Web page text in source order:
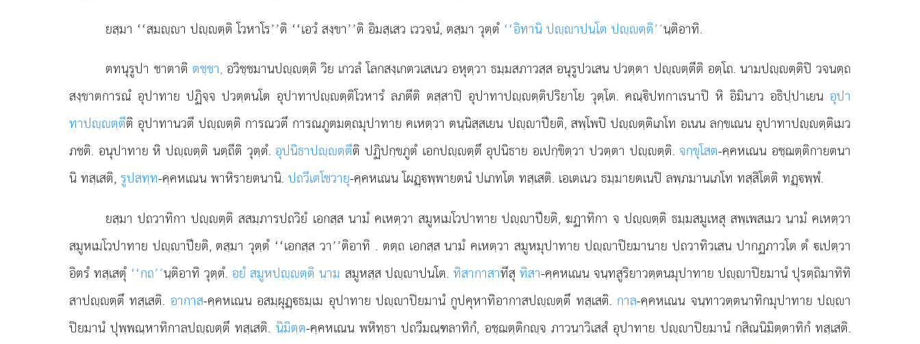
ยสฺมา ‘‘สมฺา ปฺตฺติ โวหาโร’’ติ ‘‘เอวํ สงฺขา’’ติ อิมสฺเสว เววจนํ, ตสฺมา วุตฺตํ ‘‘อิทานิ ปฺาปนโต ปฺตฺติ’’นฺติอาทิ.
ตทนุรูปา ชาตาติ ตชฺชา,อวิชฺชมานปฺตฺติ วิย เกวลํ โลกสงฺเกตวเสเนว อหุตฺวา ธมฺมสภาวสฺส อนุรูปวเสน ปวตฺตา ปฺตฺตีติ อตฺโถ. นามปฺตฺติปิ วจนตฺถ
สงฺขาตการณํ อุปาทาย ปฏิจฺจ ปวตฺตนโต อุปาทาปฺตฺติโวหารํ ลภตีติ ตสฺสาปิ อุปาทาปฺตฺติปริยาโย วุตฺโต. คณฺิปทกาเรนาปิ หิ อิมินาว อธิปฺปาเยน อุปา
ทาปฺตฺตีติ อุปาทานวตี ปฺตฺติ การณวตึ การณภูตมตฺถมุปาทาย คเหตฺวา ตนฺนิสฺสเยน ปฺาปียติ, สพฺโพปิ ปฺตฺติเภโท อเนน ลกฺขเณน อุปาทาปฺตฺติเมว
ภชติ. อนุปาทาย หิ ปฺตฺติ นตฺถีติ วุตฺตํ. อุปนิธาปฺตฺตีติ ปฏิปกฺขภูตํ เอกปฺตฺตึ อุปนิธาย อเปกฺขิตฺวา ปวตฺตา ปฺตฺติ.จกฺขุโสต-คฺคหเณน อชฺฌตฺติกายตนา
นิ ทสฺเสติ,รูปสทฺท-คฺคหเณน พาหิรายตนานิ. ปถวีเตโชวายุ-คฺคหเณน โผฏฺพฺพายตนํ ปเภทโต ทสฺเสติ. เอเตเนว ธมฺมายตเนปิ ลพฺภมานเภโท ทสฺสิโตติ ทฏฺพฺพํ.
ยสฺมา ปถวาทิกา ปฺตฺติ สสมฺภารปถวิยํ เอกสฺส นามํ คเหตฺวา สมูหเมโวปาทาย ปฺาปียติ, ฆฏาทิกา จ ปฺตฺติ ธมฺมสมูเหสุ สพฺเพสเมว นามํ คเหตฺวา
สมูหเมโวปาทาย ปฺาปียติ, ตสฺมา วุตฺตํ ‘‘เอกสฺส วา’’ติอาทิ . ตตฺถ เอกสฺส นามํ คเหตฺวา สมูหมุปาทาย ปฺาปิยมานาย ปถวาทิวเสน ปากฏภาวโต ตํ เปตฺวา
อิตรํ ทสฺเสตุํ ‘‘กถ’’นฺติอาทิ วุตฺตํ. อยํ สมูหปฺตฺติ นาม สมูหสฺส ปฺาปนโต. ทิสากาสาทีสุ ทิสา-คฺคหเณน จนฺทสูริยาวตฺตนมุปาทาย ปฺาปิยมานํ ปุรตฺถิมาทิทิ
สาปฺตฺตึ ทสฺเสติ. อากาส-คฺคหเณน อสมฺผุฏฺธมฺเม อุปาทาย ปฺาปิยมานํ กูปคุหาทิอากาสปฺตฺตึ ทสฺเสติ. กาล-คฺคหเณน จนฺทาวตฺตนาทิกมุปาทาย ปฺา
ปิยมานํ ปุพฺพณฺหาทิกาลปฺตฺตึ ทสฺเสติ. นิมิตฺต-คฺคหเณน พหิทฺธา ปถวีมณฺฑลาทิกํ, อชฺฌตฺติกฺจ ภาวนาวิเสสํ อุปาทาย ปฺาปิยมานํ กสิณนิมิตฺตาทิกํ ทสฺเสติ.